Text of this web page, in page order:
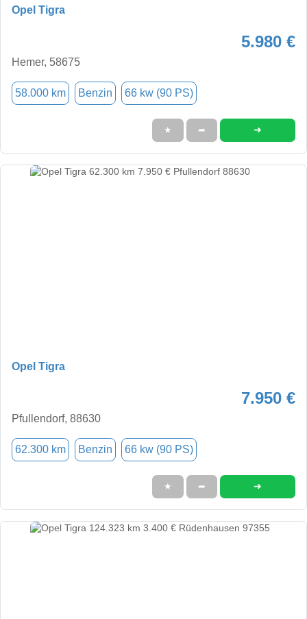
Opel Tigra
5.980 €
Hemer, 58675
58.000 km Benzin 66 kw (90 PS)
★ ➦ ➜
Opel Tigra
7.950 €
Pfullendorf, 88630
62.300 km Benzin 66 kw (90 PS)
★ ➦ ➜